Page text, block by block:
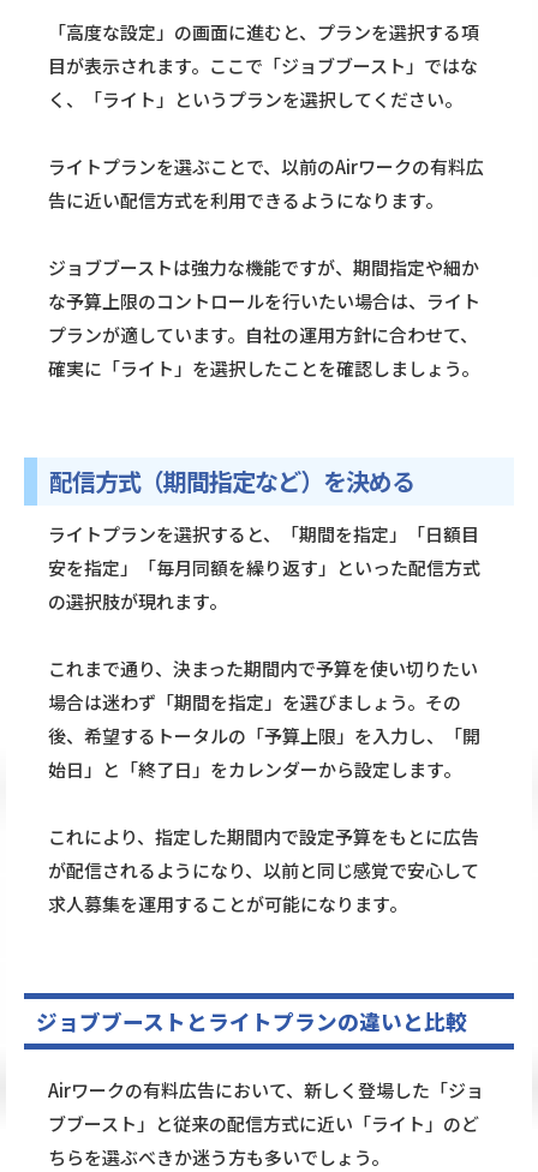
「高度な設定」の画面に進むと、プランを選択する項
目が表示されます。ここで「ジョブブースト」ではな
く、「ライト」というプランを選択してください。
ライトプランを選ぶことで、以前のAirワークの有料広
告に近い配信方式を利用できるようになります。
ジョブブーストは強力な機能ですが、期間指定や細か
な予算上限のコントロールを行いたい場合は、ライト
プランが適しています。自社の運用方針に合わせて、
確実に「ライト」を選択したことを確認しましょう。
配信方式（期間指定など）を決める
ライトプランを選択すると、「期間を指定」「日額目
安を指定」「毎月同額を繰り返す」といった配信方式
の選択肢が現れます。
これまで通り、決まった期間内で予算を使い切りたい
場合は迷わず「期間を指定」を選びましょう。その
後、希望するトータルの「予算上限」を入力し、「開
始日」と「終了日」をカレンダーから設定します。
これにより、指定した期間内で設定予算をもとに広告
が配信されるようになり、以前と同じ感覚で安心して
求人募集を運用することが可能になります。
ジョブブーストとライトプランの違いと比較
Airワークの有料広告において、新しく登場した「ジョ
ブブースト」と従来の配信方式に近い「ライト」のど
ちらを選ぶべきか迷う方も多いでしょう。